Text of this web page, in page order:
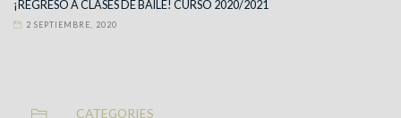
¡REGRESO A CLASES DE BAILE! CURSO 2020/2021
2 SEPTIEMBRE, 2020
CATEGORIES